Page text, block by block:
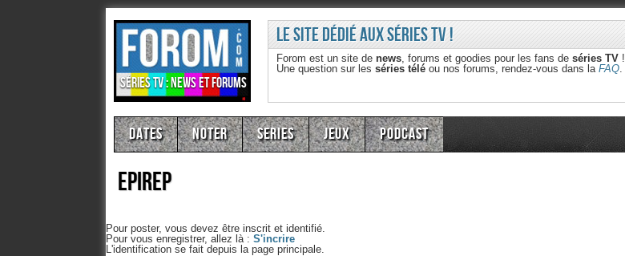
Séries TV : news et forums
Le site dédié aux séries TV !
Forom est un site de news, forums et goodies pour les fans de séries TV!
Une question sur les séries téléou nos forums, rendez-vous dans la FAQ.
Dates Noter Series Jeux Podcast
epirep
Pour poster, vous devez être inscrit et identifié.
Pour vous enregistrer, allez là : S'incrire
L'identification se fait depuis la page principale.